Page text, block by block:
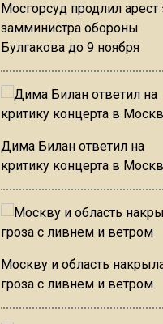
Мосгорсуд продлил арест
замминистра обороны
Булгакова до 9 ноября
Дима Билан ответил на
критику концерта в
Москву и область
гроза с ливнем и ветром